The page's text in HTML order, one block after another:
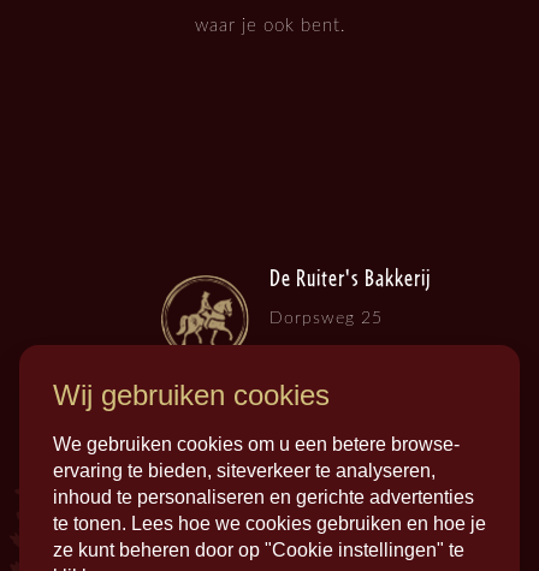
waar je ook bent.
De Ruiter's Bakkerij
Dorpsweg 25
3257 LB , Ooltgensplaat
Wij gebruiken cookies
We gebruiken cookies om u een betere browse-
ervaring te bieden, siteverkeer te analyseren,
inhoud te personaliseren en gerichte advertenties
te tonen. Lees hoe we cookies gebruiken en hoe je
ze kunt beheren door op "Cookie instellingen" te